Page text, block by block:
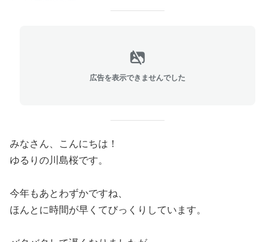
広告を表示できませんでした
みなさん、こんにちは！
ゆるりの川島桜です。
今年もあとわずかですね、
ほんとに時間が早くてびっくりしています。